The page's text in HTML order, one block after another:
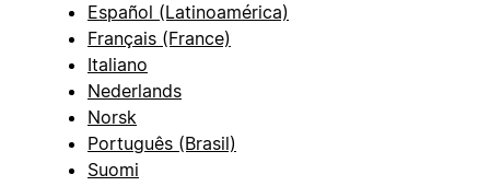
Español (Latinoamérica)
Français (France)
Italiano
Nederlands
Norsk
Português (Brasil)
Suomi